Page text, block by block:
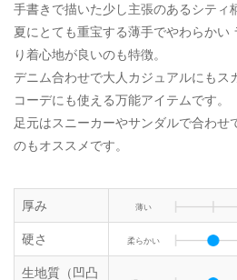
手書きで描いた少し主張のあるシティ
夏にとても重宝する薄手でやわらかい
り着心地が良いのも特徴。
デニム合わせで大人カジュアルにもス
コーデにも使える万能アイテムです。
足元はスニーカーやサンダルで合わせ
のもオススメです。
厚み 薄い
硬さ 柔らかい
生地質（凹凸